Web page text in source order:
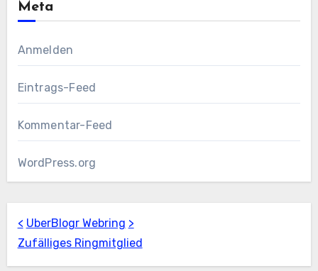
Meta
Anmelden
Eintrags-Feed
Kommentar-Feed
WordPress.org
< UberBlogr Webring >
Zufälliges Ringmitglied